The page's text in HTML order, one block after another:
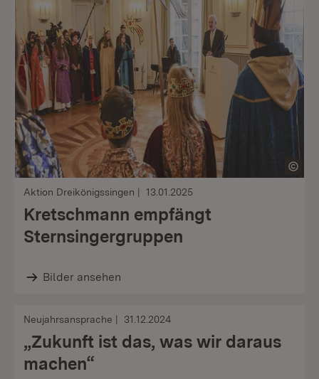
Aktion Dreikönigssingen 13.01.2025
Kretschmann empfängt
Sternsingergruppen
Bilder ansehen
Neujahrsansprache 31.12.2024
„Zukunft ist das, was wir daraus
machen“